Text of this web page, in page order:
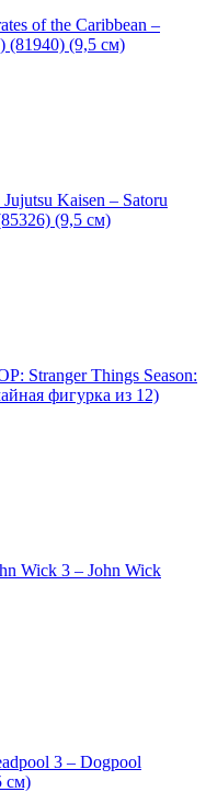
of the Caribbean –
(81940) (9,5 см)
Kaisen – Satoru
(9,5 см)
Stranger Things Season:
фигурка из 12)
Wick 3 – John Wick
3 – Dogpool
см)